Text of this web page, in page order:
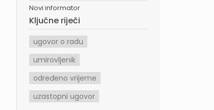
Novi informator
Ključne riječi
ugovor o radu
umirovljenik
određeno vrijeme
uzastopni ugovor